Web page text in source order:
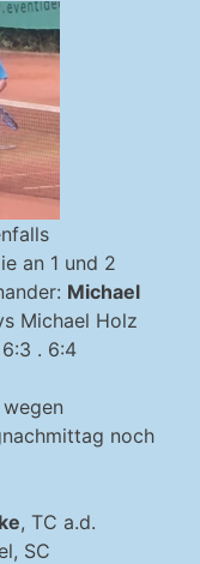
an 1 und 2
Michael
Michael Holz
. 6:4
noch
, TC a.d.
SC